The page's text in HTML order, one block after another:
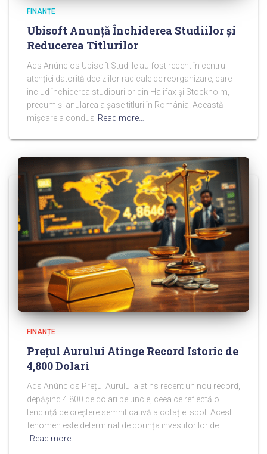
FINANȚE
Ubisoft Anunță Închiderea Studiilor și
Reducerea Titlurilor
Ads Anúncios Ubisoft Studiile au fost recent în centrul
atenției datorită deciziilor radicale de reorganizare, care
includ închiderea studiourilor din Halifax și Stockholm,
precum și anularea a șase titluri în România. Această
mișcare a condus Read more…
FINANȚE
Prețul Aurului Atinge Record Istoric de
4,800 Dolari
Ads Anúncios Prețul Aurului a atins recent un nou record,
depășind 4.800 de dolari pe uncie, ceea ce reflectă o
tendință de creștere semnificativă a cotației spot. Acest
fenomen este determinat de dorința investitorilor de
Read more…